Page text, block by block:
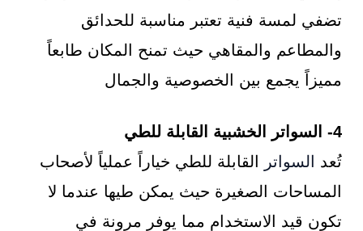
تضفي لمسة فنية تعتبر مناسبة للحدائق
والمطاعم والمقاهي حيث تمنح المكان طابعاً
مميزاً يجمع بين الخصوصية والجمال
4- السواتر الخشبية القابلة للطي
تُعد السواتر
القابلة للطي خياراً عملياً لأصحاب
المساحات الصغيرة حيث يمكن طيها عندما لا
تكون قيد الاستخدام مما يوفر مرونة في